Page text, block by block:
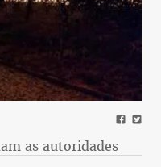
as autoridades